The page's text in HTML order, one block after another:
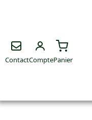
ContactComptePanier